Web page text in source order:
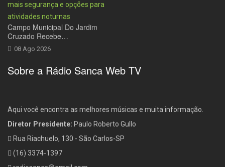
Campo Municipal Do Jardim
Cruzado Recebe…
08 Ago 2026
Sobre a Rádio Sanca Web TV
Aqui você encontra as melhores músicas e muita informação.
Diretor Presidente: Paulo Roberto Gullo
Rua Riachuelo, 130 - São Carlos-SP
(16) 3374-1397